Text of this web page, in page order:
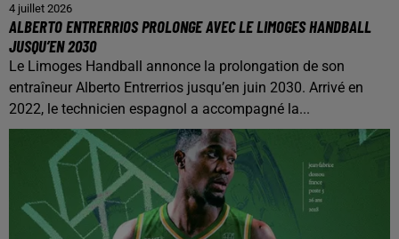
4 juillet 2026
ALBERTO ENTRERRIOS PROLONGE AVEC LE LIMOGES HANDBALL
JUSQU’EN 2030
Le Limoges Handball annonce la prolongation de son
entraîneur Alberto Entrerrios jusqu’en juin 2030. Arrivé en
2022, le technicien espagnol a accompagné la...